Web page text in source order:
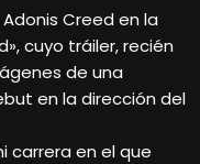
Creed en la
cuyo tráiler, recién
de una
en la dirección del
carrera en el que